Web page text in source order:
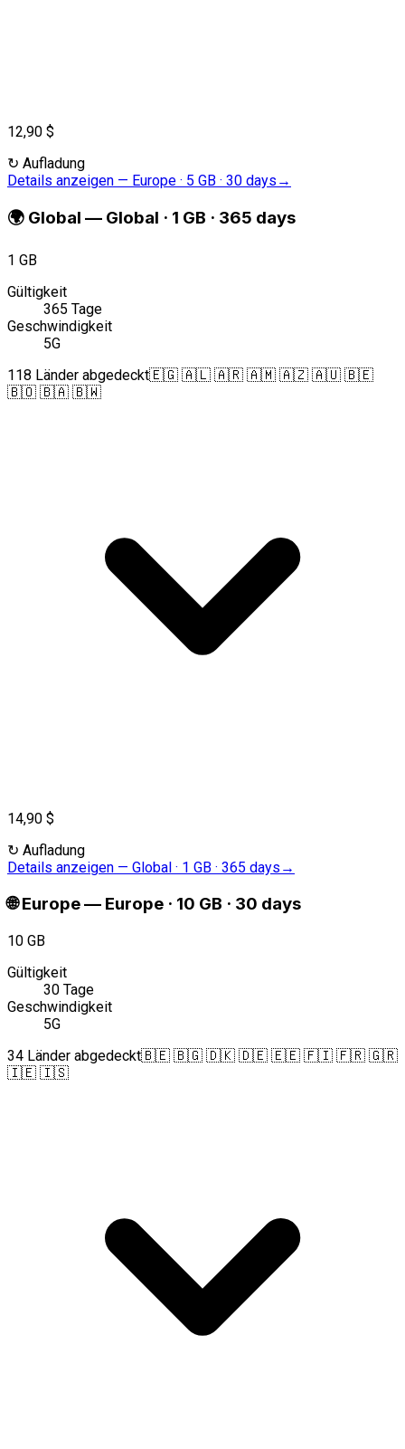
12,90 $
↻ Aufladung
Details anzeigen — Europe · 5 GB · 30 days →
🌍 Global — Global · 1 GB · 365 days
1 GB
Gültigkeit
365 Tage
Geschwindigkeit
5G
118 Länder abgedeckt🇪🇬 🇦🇱 🇦🇷 🇦🇲 🇦🇿 🇦🇺 🇧🇪
🇧🇴 🇧🇦 🇧🇼
14,90 $
↻ Aufladung
Details anzeigen — Global · 1 GB · 365 days →
🌐 Europe— Europe · 10 GB · 30 days
10 GB
Gültigkeit
30 Tage
Geschwindigkeit
5G
34 Länder abgedeckt🇧🇪 🇧🇬 🇩🇰 🇩🇪 🇪🇪 🇫🇮 🇫🇷 🇬🇷
🇮🇪 🇮🇸